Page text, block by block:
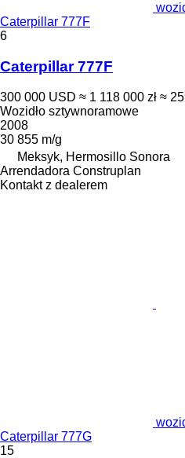
Caterpillar 777F
6
Caterpillar 777F
300 000 USD ≈ 1 118 000 zł ≈
Wozidło sztywnoramowe
2008
30 855 m/g
Meksyk, Hermosillo Sonora
Arrendadora Construplan
Kontakt z dealerem
Caterpillar 777G
15